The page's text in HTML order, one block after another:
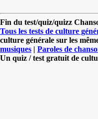
Fin du test/quiz/quizz
Tous les tests de culture
culture générale sur les
musiques | Paroles de
Un quiz / test gratuit de